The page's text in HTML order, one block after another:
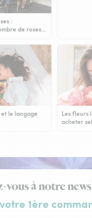
:
de roses…
le langage
Les fleurs
acheter
vous à notre
1ère